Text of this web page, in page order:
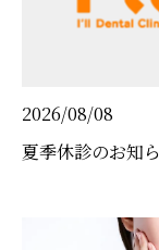
2026/08/08
夏季休診のお知